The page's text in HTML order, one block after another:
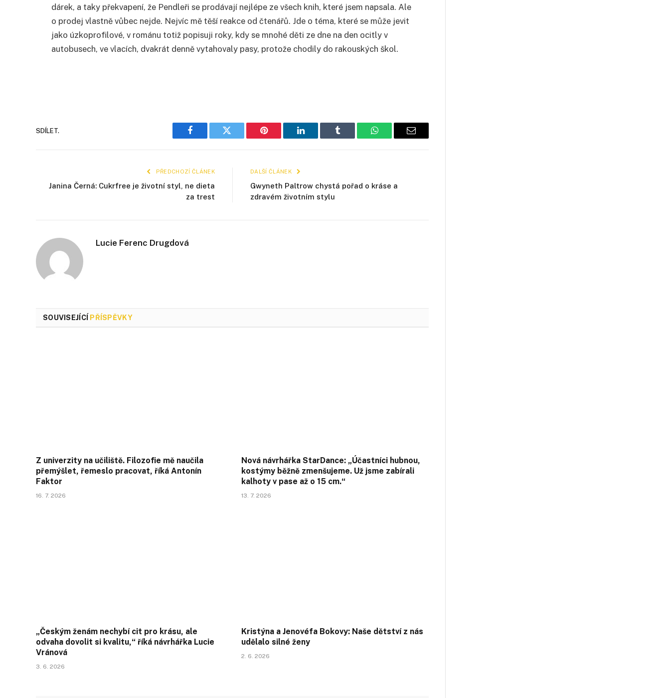
dárek, a taky překvapení, že Pendleři se prodávají nejlépe ze všech knih, které jsem napsala. Ale
o prodej vlastně vůbec nejde. Nejvíc mě těší reakce od čtenářů. Jde o téma, které se může jevit
jako úzkoprofilové, v románu totiž popisuji roky, kdy se mnohé děti ze dne na den ocitly v
autobusech, ve vlacích, dvakrát denně vytahovaly pasy, protože chodily do rakouských škol.
SDÍLET.
Facebook Twitter Pinterest LinkedIn Tumblr WhatsAppE-
PŘEDCHOZÍ ČLÁNEK
Janina Černá: Cukrfree je životní styl, ne dieta
za trest
DALŠÍ ČLÁNEK
Gwyneth Paltrow chystá pořad o kráse a
zdravém životním stylu
Lucie Ferenc Drugdová
SOUVISEJÍCÍ PŘÍSPĚVKY
Z univerzity na učiliště. Filozofie mě naučila
přemýšlet, řemeslo pracovat, říká Antonín
Faktor
16. 7. 2026
Nová návrhářka StarDance: „Účastníci hubnou,
kostýmy běžně zmenšujeme. Už jsme zabírali
kalhoty v pase až o 15 cm.“
13. 7. 2026
„Českým ženám nechybí cit pro krásu, ale
odvaha dovolit si kvalitu,“ říká návrhářka Lucie
Vránová
3. 6. 2026
Kristýna a Jenovéfa Bokovy: Naše dětství z nás
udělalo silné ženy
2. 6. 2026